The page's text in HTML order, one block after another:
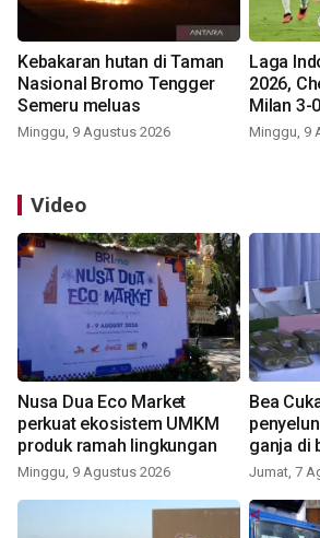
Kebakaran hutan di Taman
Nasional Bromo Tengger
Semeru meluas
Minggu, 9 Agustus 2026
Laga
2026,
Milan 3-0
Minggu, 9
Video
Nusa Dua Eco Market
perkuat ekosistem UMKM
produk ramah lingkungan
Minggu, 9 Agustus 2026
Bea
ganja di
Jumat, 7